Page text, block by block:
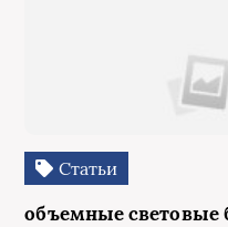
Статьи
объемные световые